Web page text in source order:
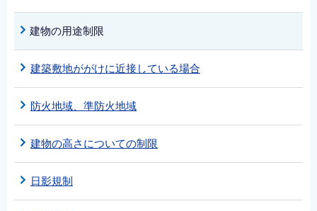
建物の用途制限
建築敷地ががけに近接している場合
防火地域、準防火地域
建物の高さについての制限
日影規制